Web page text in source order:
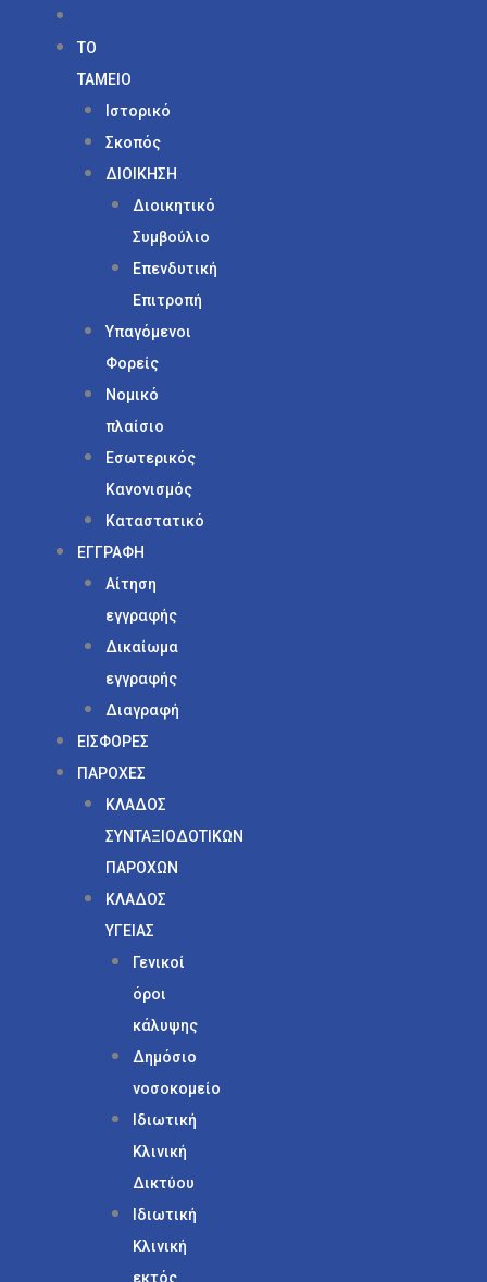
ΤΟ
ΤΑΜΕΙΟ
Ιστορικό
Σκοπός
ΔΙΟΙΚΗΣΗ
Διοικητικό
Συμβούλιο
Επενδυτική
Επιτροπή
Υπαγόμενοι
Φορείς
Νομικό
πλαίσιο
Εσωτερικός
Κανονισμός
Καταστατικό
ΕΓΓΡΑΦΗ
Αίτηση
εγγραφής
Δικαίωμα
εγγραφής
Διαγραφή
ΕΙΣΦΟΡΕΣ
ΠΑΡΟΧΕΣ
ΚΛΑΔΟΣ
ΣΥΝΤΑΞΙΟΔΟΤΙΚΩΝ
ΠΑΡΟΧΩΝ
ΚΛΑΔΟΣ
ΥΓΕΙΑΣ
Γενικοί
όροι
κάλυψης
Δημόσιο
νοσοκομείο
Ιδιωτική
Κλινική
Δικτύου
Ιδιωτική
Κλινική
εκτός